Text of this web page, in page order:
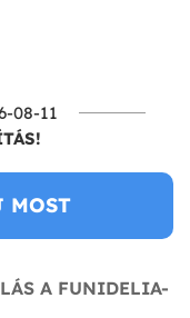
08-11
MOST
A FUNIDELIA-